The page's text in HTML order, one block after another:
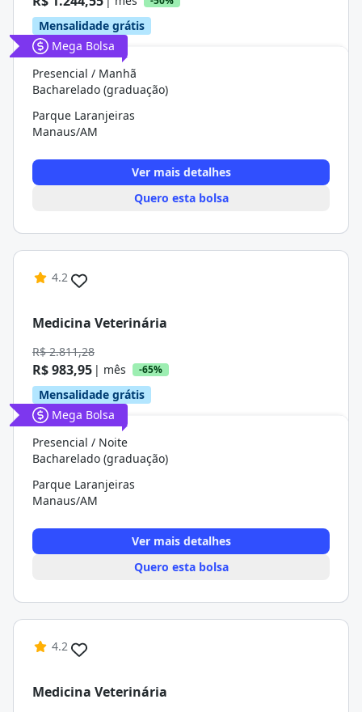
Mensalidade grátis
Mega Bolsa
Presencial / Manhã
Bacharelado (graduação)
Parque Laranjeiras
Manaus/AM
Ver mais detalhes
Quero esta bolsa
4.2
Medicina Veterinária
R$ 2.811,28
R$ 983,95 | mês -65%
Mensalidade grátis
Mega Bolsa
Presencial / Noite
Bacharelado (graduação)
Parque Laranjeiras
Manaus/AM
Ver mais detalhes
Quero esta bolsa
4.2
Medicina Veterinária